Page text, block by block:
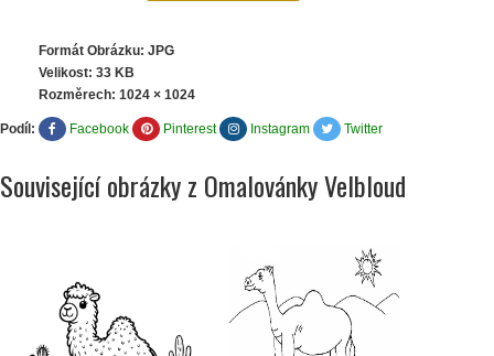
Formát Obrázku: JPG
Velikost: 33 KB
Rozměrech: 1024 × 1024
Podíl: Facebook Pinterest Instagram Twitter
Související obrázky z Omalovánky Velbloud